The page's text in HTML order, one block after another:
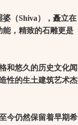
（Shiva），矗立在
能，精致的石雕更是
和悠久的历史文化闻
性的生土建筑艺术杰
今仍然保留着早期希